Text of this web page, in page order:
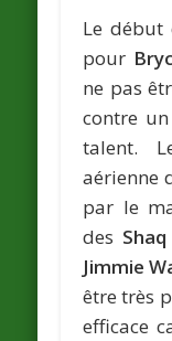
Le début
pour
ne pas
contre
talent.
aérienne
par le
des
Jimmie
être très
efficace